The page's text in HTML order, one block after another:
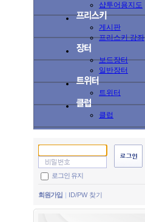
샵투어용지도
게시판
프리스키 강좌
보드장터
일반장터
트위터
클럽
로그인 유지
회원가입 ID/PW 찾기